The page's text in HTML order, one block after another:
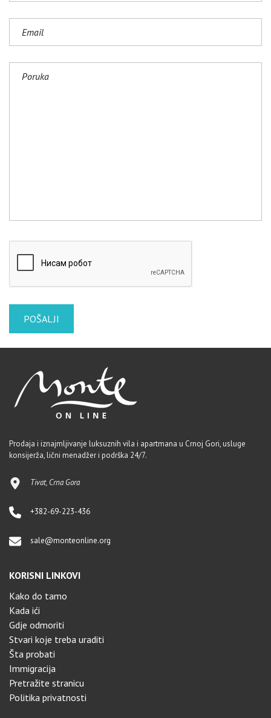
Prodaja i iznajmljivanje luksuznih vila i apartmana u Crnoj Gori, usluge
konsijerža, lični menadžer i podrška 24/7.
Tivat, Crna Gora
+382-69-223-436
sale@monteonline.org
KORISNI LINKOVI
Kako do tamo
Kada ići
Gdje odmoriti
Stvari koje treba uraditi
Šta probati
Immigracija
Pretražite stranicu
Politika privatnosti